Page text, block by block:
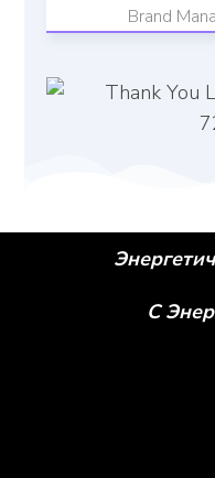
Brand
С